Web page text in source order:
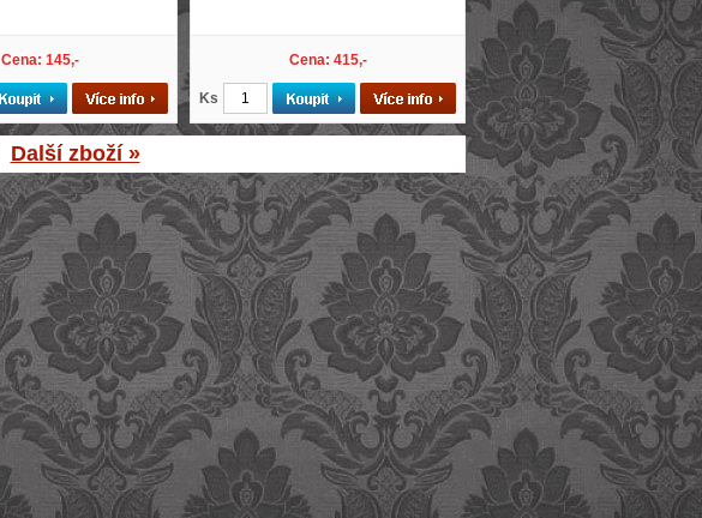
Cena: 145,- Cena: 415,-
Ks
Další zboží »